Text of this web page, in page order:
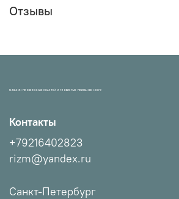
Отзывы
МАГАЗИН ПРОВЕРЕННЫХ СНАСТЕЙ И УЛОВИСТЫХ ПРИМАНОК НХНЧ!
Контакты
+79216402823
rizm@yandex.ru
Санкт-Петербург